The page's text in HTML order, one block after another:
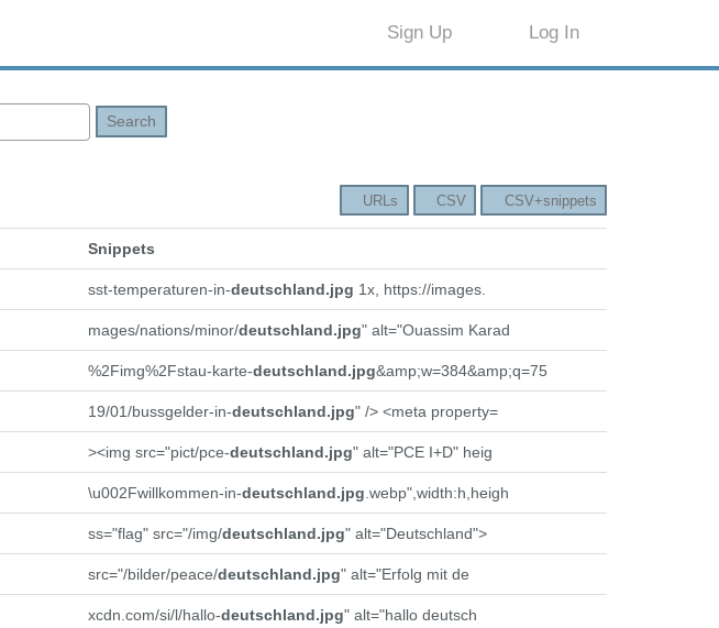
Sign Up Log In
Search
URLs CSV CSV+snippets
Snippets
sst-temperaturen-in-deutschland.jpg 1x, https://images.
mages/nations/minor/deutschland.jpg" alt="Ouassim Karad
%2Fimg%2Fstau-karte-deutschland.jpg&amp;w=384&amp;q=75
19/01/bussgelder-in-deutschland.jpg" /> <meta property=
><img src="pict/pce-deutschland.jpg" alt="PCE I+D" heig
\u002Fwillkommen-in-deutschland.jpg.webp",width:h,heigh
ss="flag" src="/img/deutschland.jpg" alt="Deutschland">
src="/bilder/peace/deutschland.jpg" alt="Erfolg mit de
xcdn.com/si/l/hallo-deutschland.jpg" alt="hallo deutsch